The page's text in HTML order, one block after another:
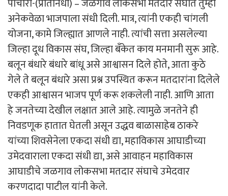
पाचोरा-(प्रतिनिधी) – जळगाव लोकसभा मतदार संघात तुम्ही
अनेकवेळा भाजपाला संधी दिली. मात्र, त्यांनी एकही चांगली
योजना, कामे जिल्ह्यात आणले नाही. त्यांची सत्ता असलेल्या
जिल्हा दूध विकास संघ, जिल्हा बँकेत काय मनमानी सुरू आहे.
बलून बंधारे बंधारे बांधू असे आश्वासन दिले होते, आता कुठे
गेले ते बलून बंधारे असा प्रश्न उपस्थित करून मतदारांना दिलेले
एकही आश्वासन भाजप पूर्ण करू शकलेली नाही. आणि आता
हे जनतेच्या देखील लक्षात आले आहे. त्यामुळे जनतेने ही
निवडणूक हातात घेतली असून उद्धव बाळासाहेब ठाकरे
यांच्या शिवसेनेला एकदा संधी द्या, महाविकास आघाडीच्या
उमेदवाराला एकदा संधी द्या, असे आवाहन महाविकास
आघाडीचे जळगाव लोकसभा मतदार संघाचे उमेदवार
करणदादा पाटील यांनी केले.